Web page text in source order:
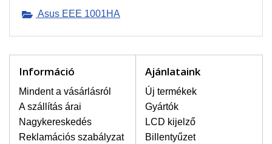
A raktáron csakis eredeti
kijelzőket tartunk, amelyek a
jótállás egész ideje alatt a pixelek
hibásodása nélkül, teljesítik az
A+ minőségi kategória igényes
HOGYAN TUDJA MEGÁLLAPÍTANI
Asus EEE 1001HA
Információ
Mindent a vásárlásról
A szállítás árai
Nagykereskedés
Reklamációs szabályzat
Ajánlataink
Új termékek
Gyártók
LCD kijelző
Billentyűzet